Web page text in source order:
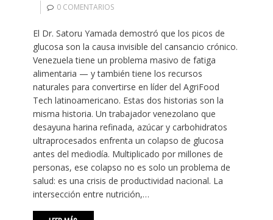
0 COMENTARIOS
El Dr. Satoru Yamada demostró que los picos de
glucosa son la causa invisible del cansancio crónico.
Venezuela tiene un problema masivo de fatiga
alimentaria — y también tiene los recursos
naturales para convertirse en líder del AgriFood
Tech latinoamericano. Estas dos historias son la
misma historia. Un trabajador venezolano que
desayuna harina refinada, azúcar y carbohidratos
ultraprocesados enfrenta un colapso de glucosa
antes del mediodía. Multiplicado por millones de
personas, ese colapso no es solo un problema de
salud: es una crisis de productividad nacional. La
intersección entre nutrición,…